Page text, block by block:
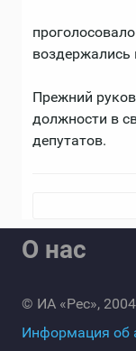
воздержались
Прежний
должности в
депутатов.
О нас
© ИА «Рес»,
Информация об